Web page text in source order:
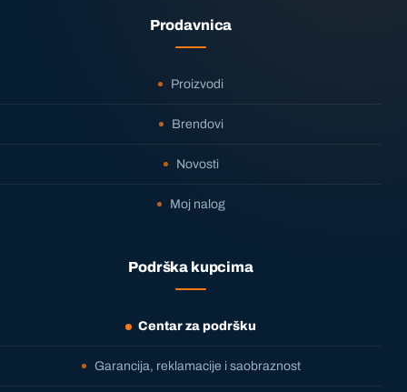
Prodavnica
Proizvodi
Brendovi
Novosti
Moj nalog
Podrška kupcima
Centar za podršku
Garancija, reklamacije i saobraznost